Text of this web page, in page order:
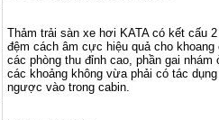
Thảm trải sàn xe hơi KATA có kết cấu
đệm cách âm cực hiệu quả cho
các phòng thu đỉnh cao, phần gai
các khoảng không vừa phải có tác
ngược vào trong cabin.